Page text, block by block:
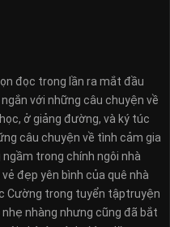
đọc trong lần ra mắt đầu
với những câu chuyện về
ở giảng đường, và ký túc
câu chuyện về tình cảm gia
trong chính ngôi nhà
đẹp yên bình của quê nhà
Cường trong tuyển tậptruyện
nhàng nhưng cũng đã bắt